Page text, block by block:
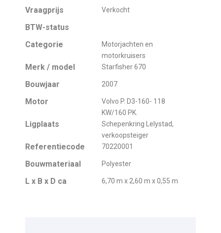
Vraagprijs Verkocht
BTW-status
Categorie
Motorjachten en
motorkruisers
Merk / model Starfisher 670
Bouwjaar 2007
Motor
Volvo P. D3-160- 118
KW/160 PK.
Ligplaats
Schepenkring Lelystad,
verkoopsteiger
Referentiecode 70220001
Bouwmateriaal Polyester
L x B x D ca 6,70 m x 2,60 m x 0,55 m